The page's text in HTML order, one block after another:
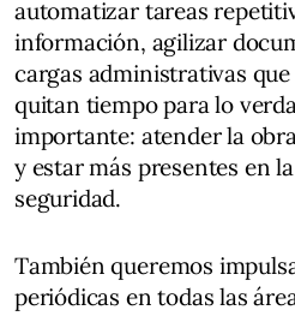
automatizar tareas
información, agilizar
cargas administrativas
quitan tiempo para lo
importante: atender la
y estar más presentes en
seguridad.
También queremos
periódicas en todas las